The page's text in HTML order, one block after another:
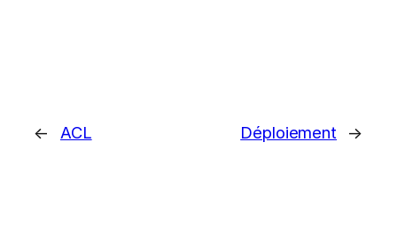
← ACL Déploiement →